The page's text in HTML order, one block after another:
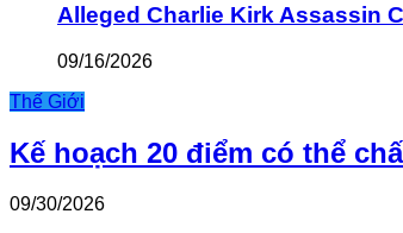
Alleged Charlie Kirk Assassin
09/16/2026
Thế Giới
Kế hoạch 20 điểm có thể
09/30/2026